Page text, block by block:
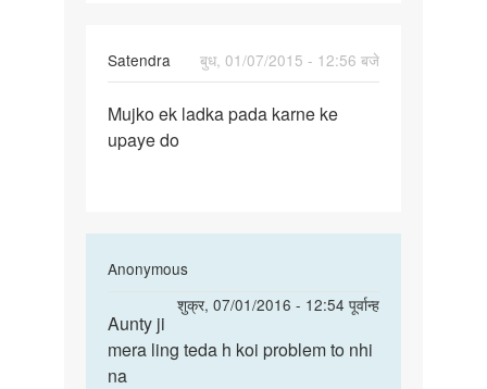
Satendra
बुध, 01/07/2015 - 12:56 बजे
Mujko
ek
Mujko ek ladka pada karne ke
upaye do
Anonymous
शुक्र, 07/01/2016 - 12:54 पूर्वान्ह
In
to
Okay!
Aunty
ji
mera
Aunty ji
mera ling teda h koi problem to nhi
na